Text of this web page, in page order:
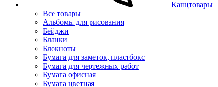
Канцтовары
Все товары
Альбомы для рисования
Бейджи
Бланки
Блокноты
Бумага для заметок, пластбокс
Бумага для чертежных работ
Бумага офисная
Бумага цветная